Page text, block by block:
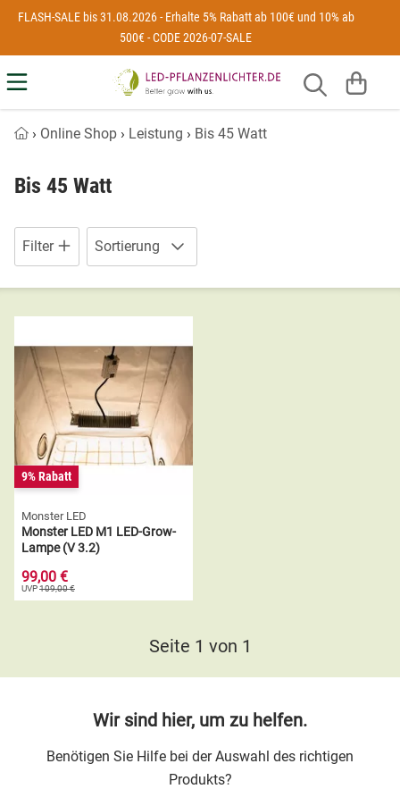
FLASH-SALE bis 31.08.2026 - Erhalte 5% Rabatt ab 100€ und 10% ab
500€ - CODE 2026-07-SALE
› Online Shop › Leistung › Bis 45 Watt
Bis 45 Watt
Filter Sortierung
9% Rabatt
Monster LED
Monster LED M1 LED-Grow-
Lampe (V 3.2)
99,00 €
UVP109,00 €
Seite 1 von 1
Wir sind hier, um zu helfen.
Benötigen Sie Hilfe bei der Auswahl des richtigen
Produkts?
Autoflower
Überwinterung
Monster LED
SANlight LED
Neusius Pflanzenlicht
HortiOne
Lumii
HOMEbox
Alle Marken »
Aktuelle Situation KW31/2024 auf ...
Energiesparlampe für optimales ...
Grow Lampen Test 2022
Hanf Lampen – LED-Beleuchtung ...
Indoor Growing Tipps
Indoor und Outdoor Pflanzenzucht
LED Effizienz bei Pflanzenlampen
LED Grow Panel für Pflanzen